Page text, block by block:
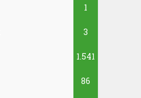
1
3
1.541
86